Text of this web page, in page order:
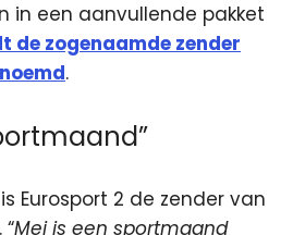
in een aanvullende pakket
de zogenaamde zender
.
Eurosport 2 de zender van
Mei is een sportmaand